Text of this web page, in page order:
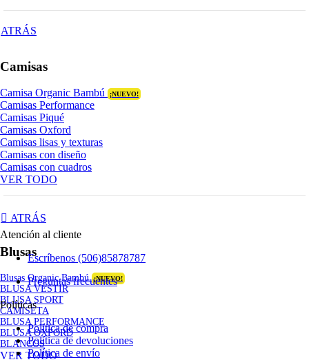
ATRÁS
Camisas
Camisa Organic Bambú ¡NUEVO!
Camisas Performance
Camisas Piqué
Camisas Oxford
Camisas lisas y texturas
Camisas con diseño
Camisas con cuadros
VER TODO
ATRÁS
Blusas
Blusas Organic Bambú ¡NUEVO!
BLUSA VESTIR
BLUSA SPORT
CAMISETA
BLUSA PERFORMANCE
BLUSA OXFORD
BLANCOS
VER TODO
Atención al cliente
Escríbenos (506)85878787
Preguntas frecuentes
Políticas
Política de compra
Política de devoluciones
Política de envío